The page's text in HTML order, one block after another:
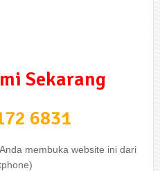
Sekarang
6831
membuka website ini dari